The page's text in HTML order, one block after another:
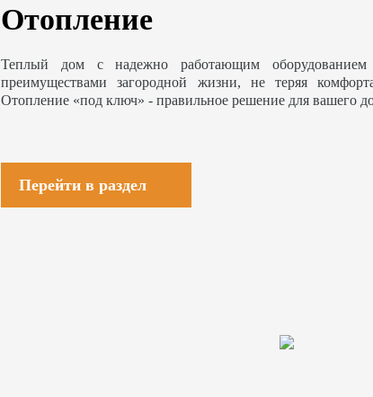
Отопление
Теплый дом с надежно работающим оборудованием
преимуществами загородной жизни, не теряя
Отопление «под ключ» - правильное решение для вашего
Перейти в раздел